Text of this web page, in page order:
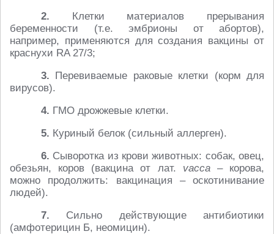
2. Клетки материалов прерывания
беременности (т.е. эмбрионы от абортов),
например, применяются для создания вакцины от
краснухи RA 27/3;
3. Перевиваемые раковые клетки (корм для
вирусов).
4. ГМО дрожжевые клетки.
5. Куриный белок (сильный аллерген).
6. Сыворотка из крови животных: собак, овец,
обезьян, коров (вакцина от лат. vacca– корова,
можно продолжить: вакцинация – оскотинивание
людей).
7. Сильно действующие антибиотики
(амфотерицин Б, неомицин).